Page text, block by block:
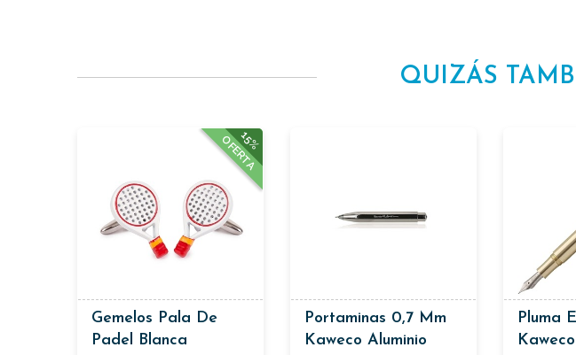
QUIZÁS
15%
OFERTA
Gemelos Pala De
Padel Blanca
Portaminas 0,7 Mm
Kaweco Aluminio
Pluma